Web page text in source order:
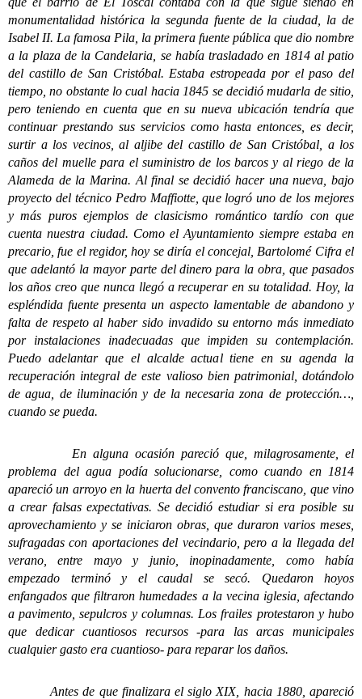
monumentalidad histórica la segunda fuente de la ciudad, la de
Isabel II. La famosa Pila, la primera fuente pública que dio nombre
a la plaza de la Candelaria, se había trasladado en 1814 al patio
del castillo de San Cristóbal. Estaba estropeada por el paso del
tiempo, no obstante lo cual hacia 1845 se decidió mudarla de sitio,
pero teniendo en cuenta que en su nueva ubicación tendría que
continuar prestando sus servicios como hasta entonces, es decir,
surtir a los vecinos, al aljibe del castillo de San Cristóbal, a los
caños del muelle para el suministro de los barcos y al riego de la
Alameda de la Marina. Al final se decidió hacer una nueva, bajo
proyecto del técnico Pedro Maffiotte, que logró uno de los mejores
y más puros ejemplos de clasicismo romántico tardío con que
cuenta nuestra ciudad. Como el Ayuntamiento siempre estaba en
precario, fue el regidor, hoy se diría el concejal, Bartolomé Cifra el
que adelantó la mayor parte del dinero para la obra, que pasados
los años creo que nunca llegó a recuperar en su totalidad. Hoy, la
espléndida fuente presenta un aspecto lamentable de abandono y
falta de respeto al haber sido invadido su entorno más inmediato
por instalaciones inadecuadas que impiden su contemplación.
Puedo adelantar que el alcalde actual tiene en su agenda la
recuperación integral de este valioso bien patrimonial, dotándolo
de agua, de iluminación y de la necesaria zona de protección…,
cuando se pueda.
En alguna ocasión pareció que, milagrosamente, el
problema del agua podía solucionarse, como cuando en 1814
apareció un arroyo en la huerta del convento franciscano, que vino
a crear falsas expectativas. Se decidió estudiar si era posible su
aprovechamiento y se iniciaron obras, que duraron varios meses,
sufragadas con aportaciones del vecindario, pero a la llegada del
verano, entre mayo y junio, inopinadamente, como había
empezado terminó y el caudal se secó. Quedaron hoyos
enfangados que filtraron humedades a la vecina iglesia, afectando
a pavimento, sepulcros y columnas. Los frailes protestaron y hubo
que dedicar cuantiosos recursos -para las arcas municipales
cualquier gasto era cuantioso- para reparar los daños.
Antes de que finalizara el siglo XIX, hacia 1880, apareció